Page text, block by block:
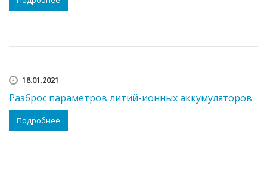
18.01.2021
Разброс параметров литий-ионных аккумуляторов
Подробнее